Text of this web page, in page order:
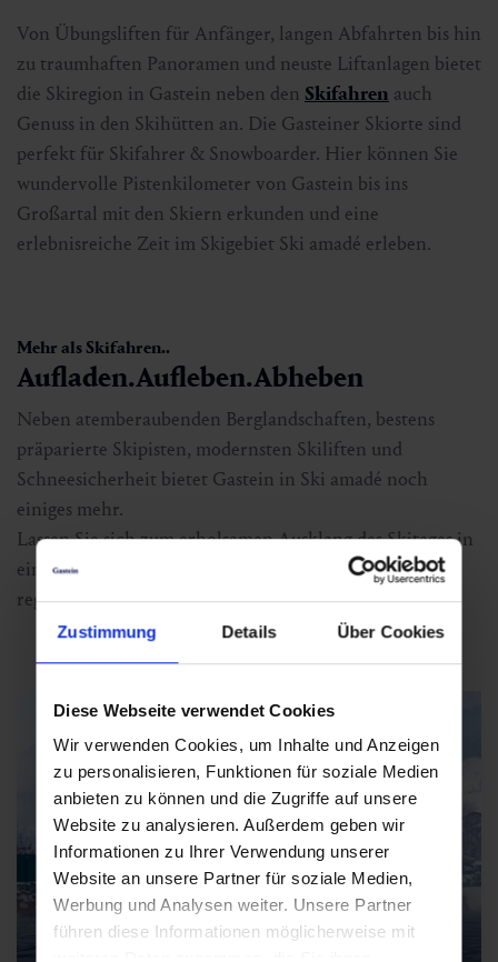
Zustimmung Details Über Cookies
Diese Webseite verwendet Cookies
Wir verwenden Cookies, um Inhalte und Anzeigen
zu personalisieren, Funktionen für soziale Medien
anbieten zu können und die Zugriffe auf unsere
Website zu analysieren. Außerdem geben wir
Informationen zu Ihrer Verwendung unserer
Website an unsere Partner für soziale Medien,
Werbung und Analysen weiter. Unsere Partner
führen diese Informationen möglicherweise mit
Von Übungsliften für Anfänger, langen Abfahrten bis hin
zu traumhaften Panoramen und neuste Liftanlagen bietet
die Skiregion in Gastein neben den Skifahren auch
Genuss in den Skihütten an. Die Gasteiner Skiorte sind
perfekt für Skifahrer & Snowboarder. Hier können Sie
wundervolle Pistenkilometer von Gastein bis ins
Großartal mit den Skiern erkunden und eine
erlebnisreiche Zeit im Skigebiet Ski amadé erleben.
Mehr als Skifahren..
Aufladen.Aufleben.Abheben
Neben atemberaubenden Berglandschaften, bestens
präparierte Skipisten, modernsten Skiliften und
Schneesicherheit bietet Gastein in Ski amadé noch
einiges mehr.
Lassen Sie sich zum erholsamen Ausklang des Skitages in
einer der Gasteiner Thermen oder in einem der
regionalen Restaurants verwöhnen.